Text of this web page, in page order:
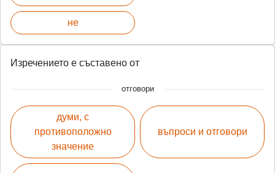
не
Изречението е съставено от
отговори
думи, с
противоположно
значение
въпроси и отговори